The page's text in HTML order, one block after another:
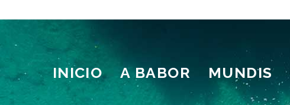
INICIO A BABOR MUNDIS